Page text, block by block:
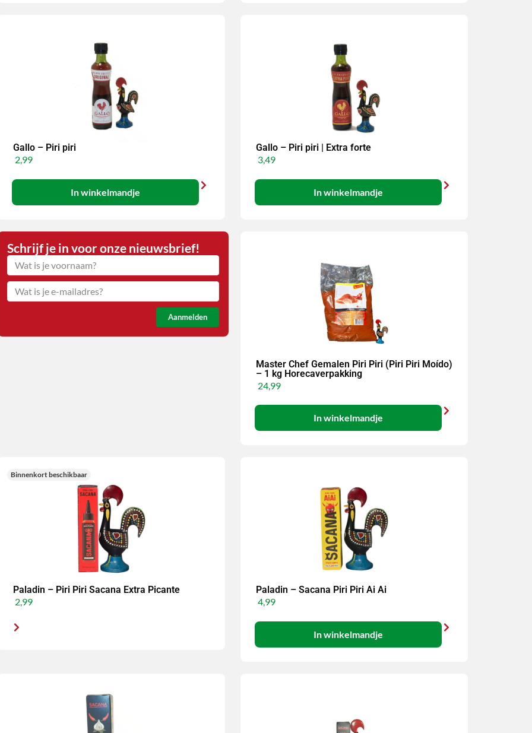
Gallo – Piri piri
2,99
In winkelmandje
Gallo – Piri piri | Extra forte
3,49
In winkelmandje
Schrijf je in voor onze nieuwsbrief!
Aanmelden
Master Chef Gemalen Piri Piri (Piri Piri Moído)
– 1 kg Horecaverpakking
24,99
In winkelmandje
Binnenkort beschikbaar
Paladin – Piri Piri Sacana Extra Picante
2,99
Paladin – Sacana Piri Piri Ai Ai
4,99
In winkelmandje